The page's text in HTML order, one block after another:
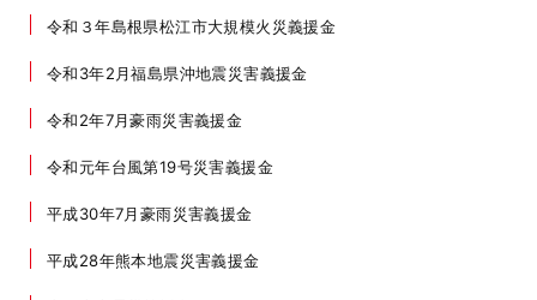
令和３年島根県松江市大規模火災義援金
令和3年2月福島県沖地震災害義援金
令和2年7月豪雨災害義援金
令和元年台風第19号災害義援金
平成30年7月豪雨災害義援金
平成28年熊本地震災害義援金